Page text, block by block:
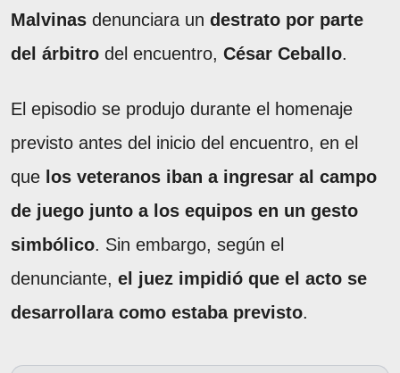
Malvinas denunciara un destrato por parte
del árbitro del encuentro, César Ceballo.
El episodio se produjo durante el homenaje
previsto antes del inicio del encuentro, en el
que los veteranos iban a ingresar al campo
de juego junto a los equipos en un gesto
simbólico. Sin embargo, según el
denunciante, el juez impidió que el acto se
desarrollara como estaba previsto.